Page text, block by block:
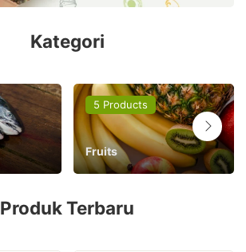
Kategori
5 Products
Fruits
Produk Terbaru